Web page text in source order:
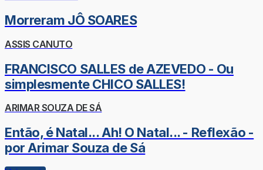
Morreram JÔ SOARES
ASSIS CANUTO
FRANCISCO SALLES de AZEVEDO - Ou
simplesmente CHICO SALLES!
ARIMAR SOUZA DE SÁ
Então, é Natal... Ah! O Natal... - Reflexão -
por Arimar Souza de Sá